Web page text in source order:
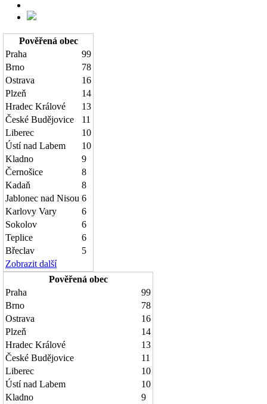
Pověřená obec
Praha
99
Brno
78
Ostrava
16
Plzeň
14
Hradec Králové
13
České Budějovice
11
Liberec
10
Ústí nad Labem
10
Kladno
9
Černošice
8
Kadaň
8
Jablonec nad Nisou 6
Karlovy Vary
6
Sokolov
6
Teplice
6
Břeclav
5
Zobrazit další
Pověřená obec
Praha
99
Brno
78
Ostrava
16
Plzeň
14
Hradec Králové
13
České Budějovice
11
Liberec
10
Ústí nad Labem
10
Kladno
9